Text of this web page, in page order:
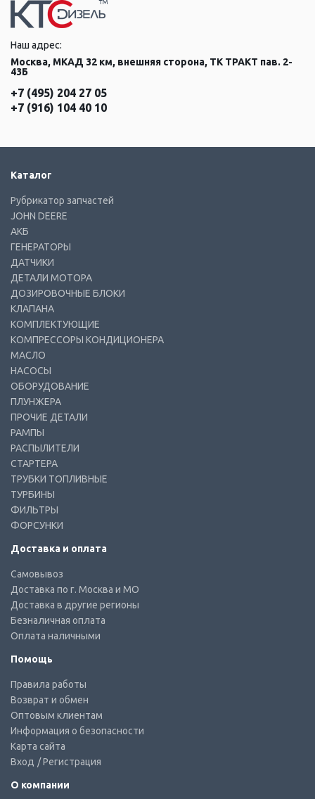
Наш адрес:
Москва, МКАД 32 км, внешняя сторона, ТК ТРАКТ пав. 2-
43Б
+7 (495) 204 27 05
+7 (916) 104 40 10
Каталог
Рубрикатор запчастей
JOHN DEERE
АКБ
ГЕНЕРАТОРЫ
ДАТЧИКИ
ДЕТАЛИ МОТОРА
ДОЗИРОВОЧНЫЕ БЛОКИ
КЛАПАНА
КОМПЛЕКТУЮЩИЕ
КОМПРЕССОРЫ КОНДИЦИОНЕРА
МАСЛО
НАСОСЫ
ОБОРУДОВАНИЕ
ПЛУНЖЕРА
ПРОЧИЕ ДЕТАЛИ
РАМПЫ
РАСПЫЛИТЕЛИ
СТАРТЕРА
ТРУБКИ ТОПЛИВНЫЕ
ТУРБИНЫ
ФИЛЬТРЫ
ФОРСУНКИ
Доставка и оплата
Самовывоз
Доставка по г. Москва и МО
Доставка в другие регионы
Безналичная оплата
Оплата наличными
Помощь
Правила работы
Возврат и обмен
Оптовым клиентам
Информация о безопасности
Карта сайта
Вход / Регистрация
О компании